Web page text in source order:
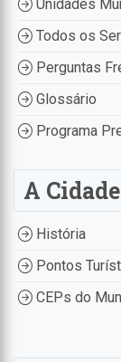
Unidades
Todos os
Perguntas
Glossário
Programa
A Cidade
História
Pontos
CEPs do